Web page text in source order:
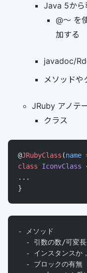
Java 5から
@～ を
加する
javadoc/
メソッドや
JRuby アノテ
クラス
@JRubyClass (name
class IconvClass
...
}
- メソッド
- 引数の数/可変
- インスタンスか
  - ブロックの有無